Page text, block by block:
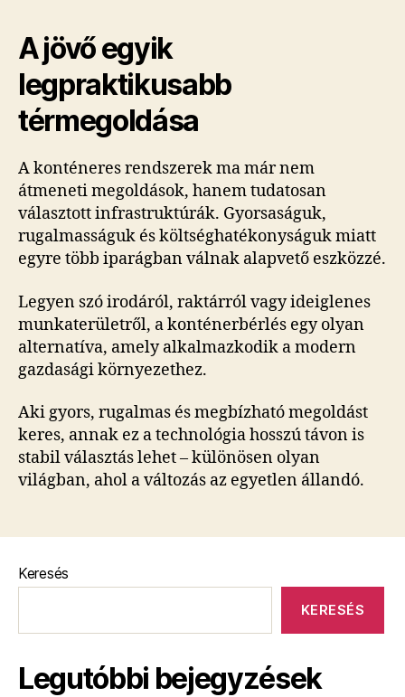
A jövő egyik
legpraktikusabb
térmegoldása
A konténeres rendszerek ma már nem
átmeneti megoldások, hanem tudatosan
választott infrastruktúrák. Gyorsaságuk,
rugalmasságuk és költséghatékonyságuk miatt
egyre több iparágban válnak alapvető eszközzé.
Legyen szó irodáról, raktárról vagy ideiglenes
munkaterületről, a konténerbérlés egy olyan
alternatíva, amely alkalmazkodik a modern
gazdasági környezethez.
Aki gyors, rugalmas és megbízható megoldást
keres, annak ez a technológia hosszú távon is
stabil választás lehet – különösen olyan
világban, ahol a változás az egyetlen állandó.
Keresés
KERESÉS
Legutóbbi bejegyzések